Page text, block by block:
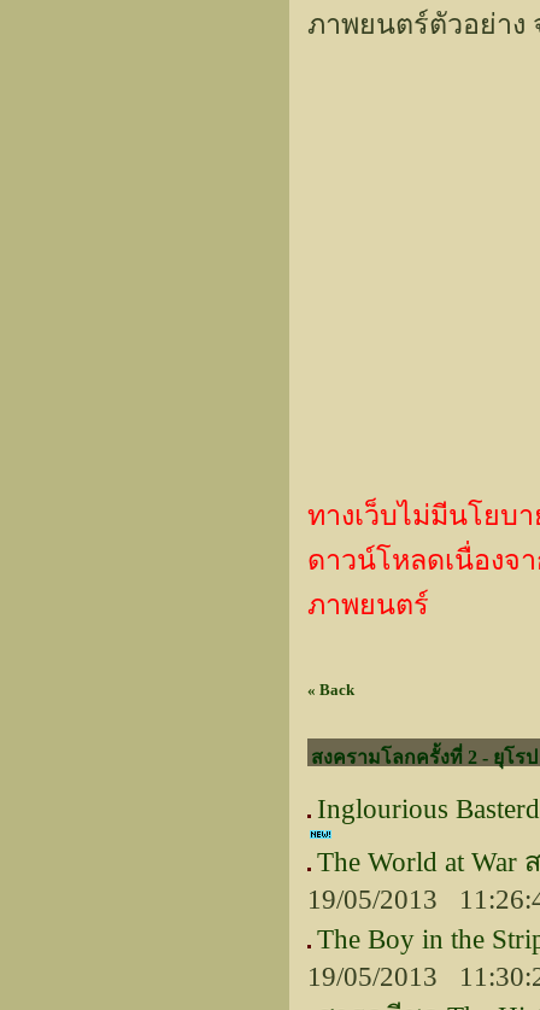
ภาพยนตร์ตัวอย่าง
ทางเว็บไม่มีนโยบ
ดาวน์โหลดเนื่องจ
ภาพยนตร์
« Back
สงครามโลกครั้งที่ 2 - ยุโรป
Inglourious
The World at
19/05/2013
The Boy in the
19/05/2013